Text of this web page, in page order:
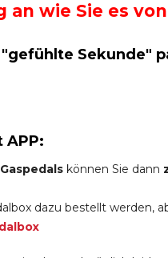
wie Sie es
Sekunde"
APP:
können Sie dann
dazu bestellt werden,